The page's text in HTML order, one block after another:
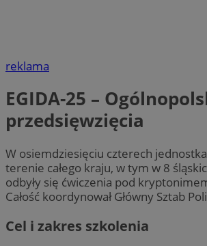
reklama
EGIDA-25 –
przedsięwzięcia
W osiemdziesięciu czterech
terenie całego kraju, w tym w 8
odbyły się ćwiczenia pod
Całość koordynował Główny Sztab
Cel i zakres szkolenia